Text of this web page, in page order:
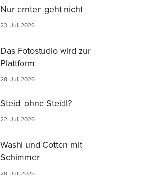
Nur ernten geht nicht
23. Juli 2026
Das Fotostudio wird zur
Plattform
28. Juli 2026
Steidl ohne Steidl?
22. Juli 2026
Washi und Cotton mit
Schimmer
28. Juli 2026